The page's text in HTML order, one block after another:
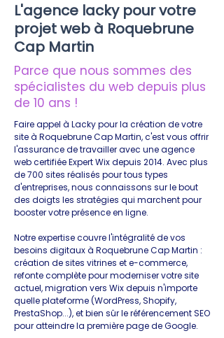
L'agence lacky pour votre
projet web à Roquebrune
Cap Martin
Parce que nous sommes des
spécialistes du web depuis plus
de 10 ans !
Faire appel à Lacky pour la création de votre
site à Roquebrune Cap Martin, c'est vous offrir
l'assurance de travailler avec une agence
web certifiée Expert Wix depuis 2014. Avec plus
de 700 sites réalisés pour tous types
d'entreprises, nous connaissons sur le bout
des doigts les stratégies qui marchent pour
booster votre présence en ligne.
Notre expertise couvre l'intégralité de vos
besoins digitaux à Roquebrune Cap Martin :
création de sites vitrines et e-commerce,
refonte complète pour moderniser votre site
actuel, migration vers Wix depuis n'importe
quelle plateforme (WordPress, Shopify,
PrestaShop...), et bien sûr le référencement SEO
pour atteindre la première page de Google.